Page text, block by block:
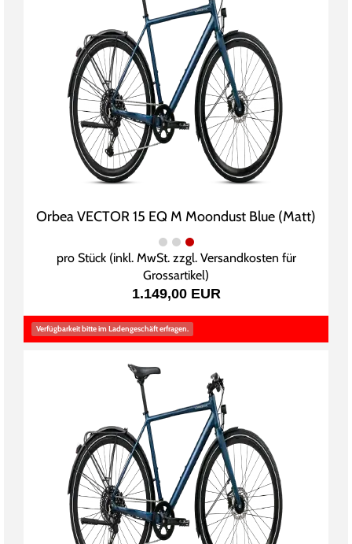
Orbea VECTOR 15 EQ M Moondust Blue (Matt)
pro Stück (inkl. MwSt. zzgl. Versandkosten für
Grossartikel)
1.149,00 EUR
Verfügbarkeit bitte im Ladengeschäft erfragen.